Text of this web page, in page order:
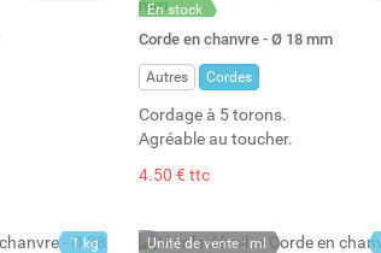
En stock
Stock : 111
Corde en chanvre - Ø 18 mm
Autres Cordes
Cordage à 5 torons.
Agréable au toucher.
4.50 € ttc
1 kg
Unité de vente : ml